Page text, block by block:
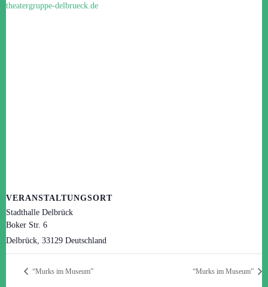
theatergruppe-delbrueck.de
VERANSTALTUNGSORT
Stadthalle Delbrück
Boker Str. 6
Delbrück 33129 Deutschland
“Murks im Museum” “Murks im Museum”